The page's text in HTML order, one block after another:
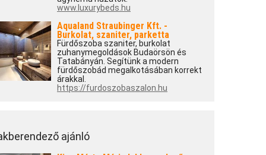
www.luxurybeds.hu
Aqualand Straubinger Kft. -
Burkolat, szaniter, parketta
Fürdőszoba szaniter, burkolat
zuhanymegoldások Budaörsön és
Tatabányán. Segítünk a modern
fürdőszobád megalkotásában korrekt
árakkal.
https://furdoszobaszalon.hu
ajánló